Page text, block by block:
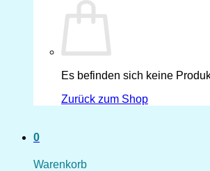
Es befinden sich keine
Zurück zum Shop
0
Warenkorb